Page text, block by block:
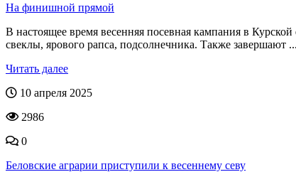
На финишной прямой
В настоящее время весенняя посевная кампания в
свеклы, ярового рапса, подсолнечника. Также завершают ...
Читать далее
10 апреля 2025
2986
0
Беловские аграрии приступили к весеннему севу